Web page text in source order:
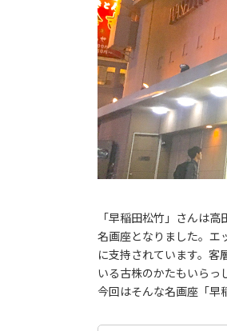
「早稲田松竹」さんは
名画座となりました。エ
に支持されています。
いる古株のかたもいらっ
今回はそんな名画座「早